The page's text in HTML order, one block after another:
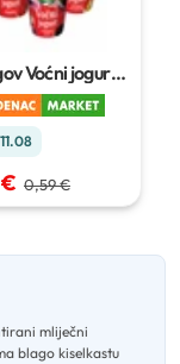
Voćni jogurt
0,59 €
mliječni
blago kiselkastu